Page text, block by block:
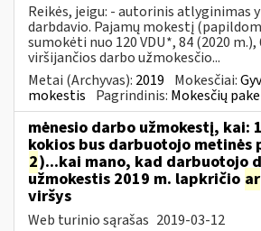
Reikės, jeigu: - autorinis atlyginimas
darbdavio. Pajamų mokestį
sumokėti nuo 120 VDU*, 84 (2020 m.),
viršijančios darbo užmokesčio...
Metai (Archyvas): 2019 Mokesčiai:
mokestis Pagrindinis: Mokesčių
mėnesio darbo užmokestį, kai:
kokios bus darbuotojo metinės
2)...kai mano, kad darbuotojo
užmokestis 2019 m. lapkričio ar
viršys
Web turinio sąrašas 2019-03-12